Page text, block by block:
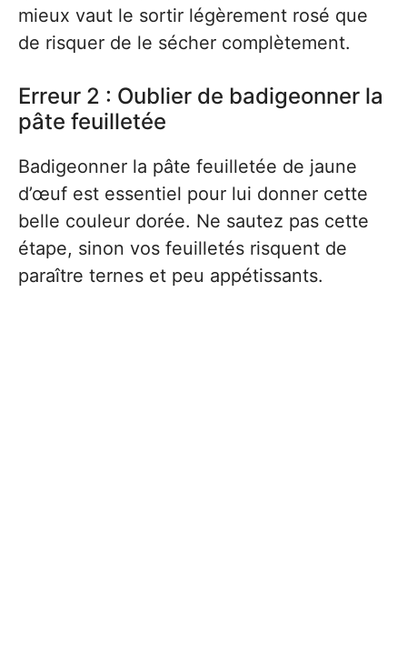
mieux vaut le sortir légèrement rosé que
de risquer de le sécher complètement.
Erreur 2 : Oublier de badigeonner la
pâte feuilletée
Badigeonner la pâte feuilletée de jaune
d’œuf est essentiel pour lui donner cette
belle couleur dorée. Ne sautez pas cette
étape, sinon vos feuilletés risquent de
paraître ternes et peu appétissants.